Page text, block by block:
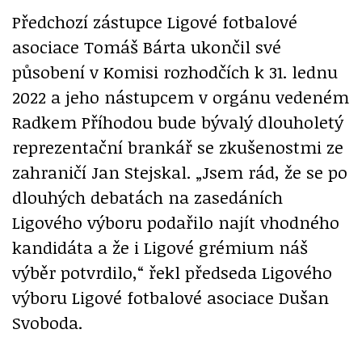
Předchozí zástupce Ligové fotbalové
asociace Tomáš Bárta ukončil své
působení v Komisi rozhodčích k 31. lednu
2022 a jeho nástupcem v orgánu vedeném
Radkem Příhodou bude bývalý dlouholetý
reprezentační brankář se zkušenostmi ze
zahraničí Jan Stejskal. „Jsem rád, že se po
dlouhých debatách na zasedáních
Ligového výboru podařilo najít vhodného
kandidáta a že i Ligové grémium náš
výběr potvrdilo,“ řekl předseda Ligového
výboru Ligové fotbalové asociace Dušan
Svoboda.